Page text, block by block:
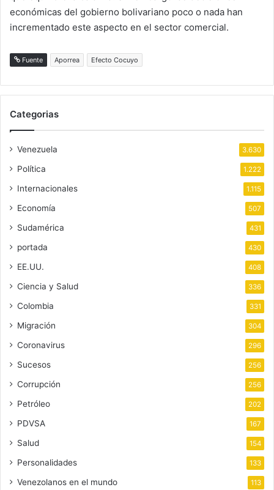
económicas del gobierno bolivariano poco o nada han
incrementado este aspecto en el sector comercial.
Fuente Aporrea Efecto Cocuyo
Categorias
Venezuela 3.630
Política 1.222
Internacionales 1.115
Economía 507
Sudamérica 431
portada 430
EE.UU. 408
Ciencia y Salud 336
Colombia 331
Migración 304
Coronavirus 296
Sucesos 256
Corrupción 256
Petróleo 202
PDVSA 167
Salud 154
Personalidades 133
Venezolanos en el mundo 113